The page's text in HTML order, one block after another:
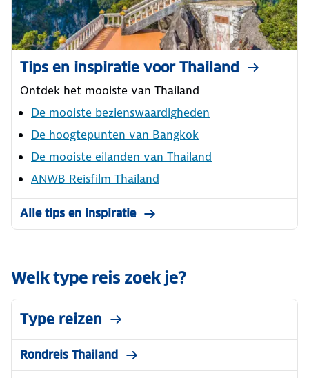
Tips en inspiratie voor Thailand
Ontdek het mooiste van Thailand
De mooiste bezienswaardigheden
De hoogtepunten van Bangkok
De mooiste eilanden van Thailand
ANWB Reisfilm Thailand
Alle tips en inspiratie
Welk type reis zoek je?
Type reizen
Rondreis Thailand